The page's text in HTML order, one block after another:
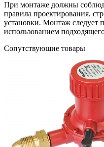
При монтаже должны
правила проектирования,
установки. Монтаж следует
использованием
Сопутствующие товары